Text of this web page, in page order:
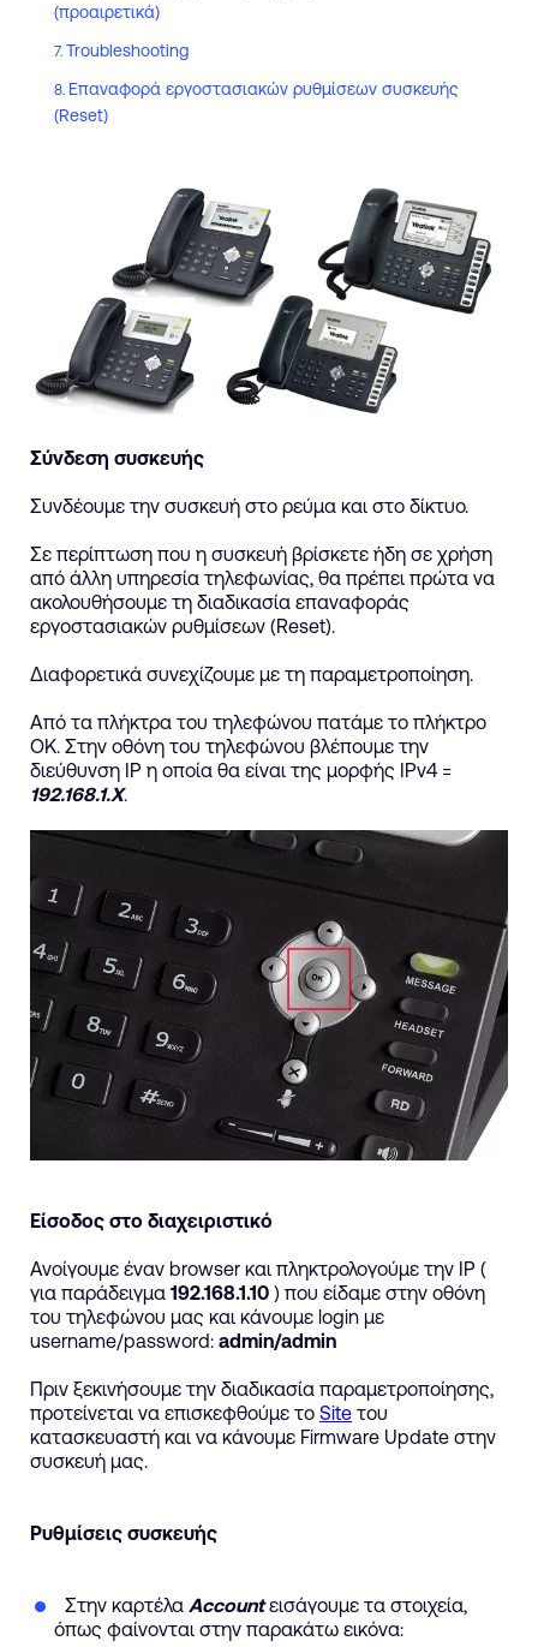
(προαιρετικά)
Troubleshooting
Επαναφορά εργοστασιακών ρυθμίσεων συσκευής
(Reset)
Σύνδεση συσκευής
Συνδέουμε την συσκευή στο ρεύμα και στο δίκτυο.
Σε περίπτωση που η συσκευή βρίσκετε ήδη σε χρήση
από άλλη υπηρεσία τηλεφωνίας, θα πρέπει πρώτα να
ακολουθήσουμε τη διαδικασία επαναφοράς
εργοστασιακών ρυθμίσεων (Reset).
Διαφορετικά συνεχίζουμε με τη παραμετροποίηση.
Από τα πλήκτρα του τηλεφώνου πατάμε το πλήκτρο
ΟΚ. Στην οθόνη του τηλεφώνου βλέπουμε την
διεύθυνση IP η οποία θα είναι της μορφής IPv4 =
192.168.1.X.
Είσοδος στο διαχειριστικό
Ανοίγουμε έναν browser και πληκτρολογούμε την IP (
για παράδειγμα 192.168.1.10 ) που είδαμε στην οθόνη
του τηλεφώνου μας και κάνουμε login με
username/password: admin/admin
Πριν ξεκινήσουμε την διαδικασία παραμετροποίησης,
προτείνεται να επισκεφθούμε το Site του
κατασκευαστή και να κάνουμε Firmware Update στην
συσκευή μας.
Ρυθμίσεις συσκευής
Στην καρτέλα Accountεισάγουμε τα στοιχεία,
όπως φαίνονται στην παρακάτω εικόνα: